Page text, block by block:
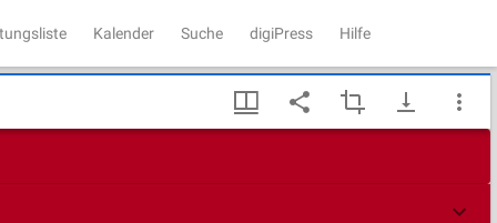
Kalender Suche digiPress Hilfe